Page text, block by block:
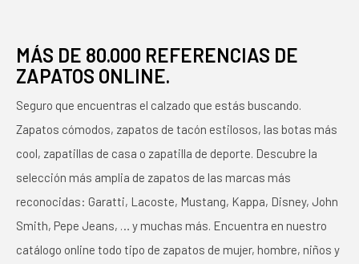
MÁS DE 80.000 REFERENCIAS DE
ZAPATOS ONLINE.
Seguro que encuentras el calzado que estás buscando.
Zapatos cómodos, zapatos de tacón estilosos, las botas más
cool, zapatillas de casa o zapatilla de deporte. Descubre la
selección más amplia de zapatos de las marcas más
reconocidas: Garatti, Lacoste, Mustang, Kappa, Disney, John
Smith, Pepe Jeans, … y muchas más. Encuentra en nuestro
catálogo online todo tipo de zapatos de mujer, hombre, niños y